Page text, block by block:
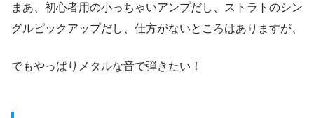
まあ、初心者用の小っちゃいアンプだし、ストラトのシン
グルピックアップだし、仕方がないところはありますが、
でもやっぱりメタルな音で弾きたい！